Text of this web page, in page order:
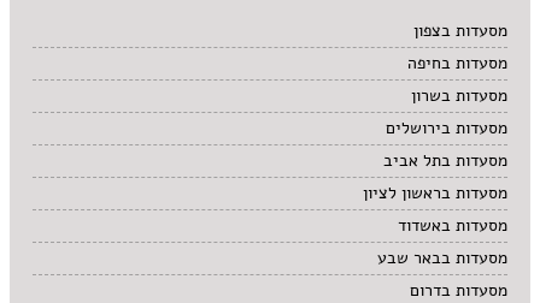
מרקים
מתוקים
סיני
סנדוויץ' בר
פאב
מסעדות בצפון
מסעדות בחיפה
מסעדות בשרון
מסעדות בירושלים
מסעדות בתל אביב
מסעדות בראשון לציון
מסעדות באשדוד
מסעדות בבאר שבע
מסעדות בדרום